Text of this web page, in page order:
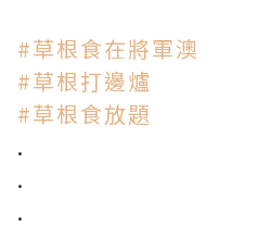
#草根食在將軍澳
#草根打邊爐
#草根食放題
.
.
.